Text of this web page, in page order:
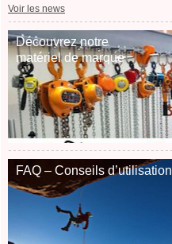
Voir les news
Découvrez notre
matériel de marque
FAQ – Conseils d’utilisation